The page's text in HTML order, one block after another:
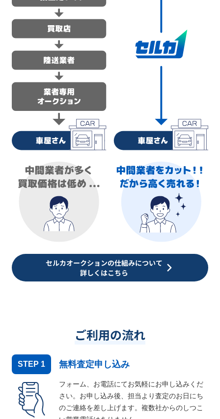
セルカオークションの仕組みについて
詳しくはこちら
ご利用の流れ
STEP 1 無料査定申し込み
フォーム、お電話にてお気軽にお申し込みくだ
さい。お申し込み後、担当より査定のお日にち
のご連絡を差し上げます。複数社からのしつこ